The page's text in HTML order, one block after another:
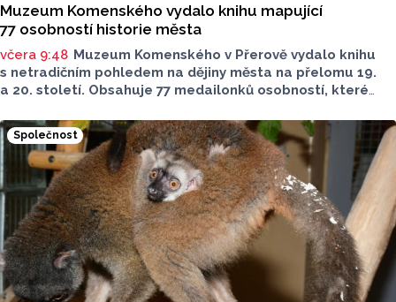
Muzeum Komenského vydalo knihu mapující
77 osobností historie města
včera 9:48 Muzeum Komenského v Přerově vydalo knihu
s netradičním pohledem na dějiny města na přelomu 19.
a 20. století. Obsahuje 77 medailonků osobností, které
jsou doplněny dobovými snímky. Podle autorky publikace
Šárky Krákorové Pajůrkové tomu předcházelo 13 let
pátrání po jejich osudech. Kniha vychází u příležitosti
letošního 770. výročí povýšení Přerova na královské město,
sdělila ČTK mluvčí radnice Lenka Chalupová.
Společnost